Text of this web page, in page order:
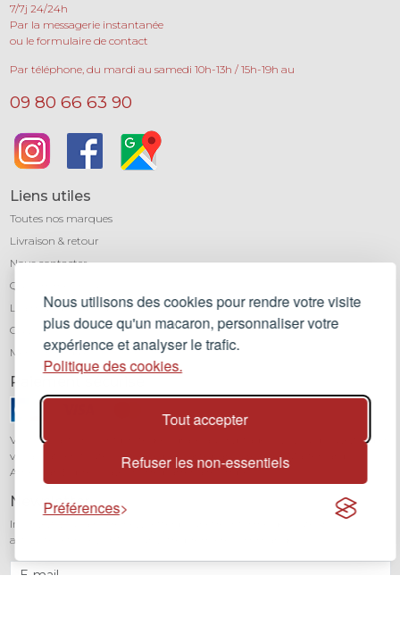
Nous utilisons des cookies pour rendre votre visite
plus douce qu'un macaron, personnaliser votre
expérience et analyser le trafic.
Politique des cookies.
Tout accepter
Refuser les non-essentiels
Préférences
7/7j 24/24h
Par la messagerie instantanée
ou le formulaire de contact
Par téléphone, du mardi au samedi 10h-13h / 15h-19h au
09 80 66 63 90
Liens utiles
Toutes nos marques
Livraison & retour
Nous contacter
Qui sommes-nous ?
Léa mundis, le blog
CGV
Mentions légales
Paiement sécurisé
Vos transactions sont protégées grâce au cryptage SSL. Vous pouvez régler
vos achats en toute confiance par carte bancaire (Visa, Mastercard,
American Express) avec notre partenaire Stripe.
Newsletter
Inscrivez-vous à notre newsletter pour être informé de toutes nos
actualités et recevoir 10% sur votre première commande.